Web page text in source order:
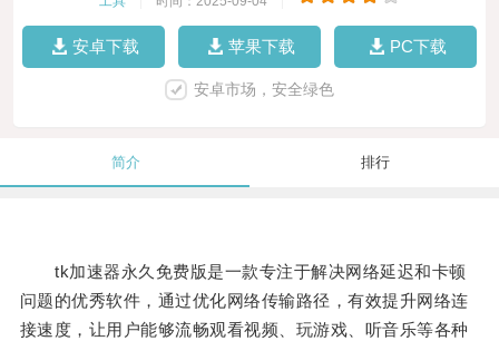
安卓下载 苹果下载 PC下载
安卓市场，安全绿色
简介 排行
tk加速器永久免费版是一款专注于解决网络延迟和卡顿
问题的优秀软件，通过优化网络传输路径，有效提升网络连
接速度，让用户能够流畅观看视频、玩游戏、听音乐等各种